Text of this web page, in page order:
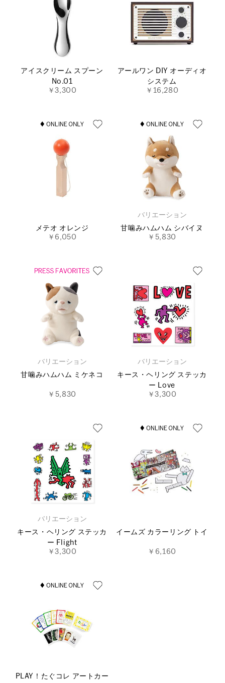
アイスクリーム スプーン
No.01
￥3,300
アールワン DIY オーディオ
システム
￥16,280
メテオ オレンジ
￥6,050
バリエーション
甘噛みハムハム シバイヌ
￥5,830
バリエーション
甘噛みハムハム ミケネコ
￥5,830
バリエーション
キース・ヘリング ステッカ
ー Love
￥3,300
バリエーション
キース・ヘリング ステッカ
ー Flight
￥3,300
イームズ カラーリング トイ
￥6,160
PLAY！たぐコレ アートカー